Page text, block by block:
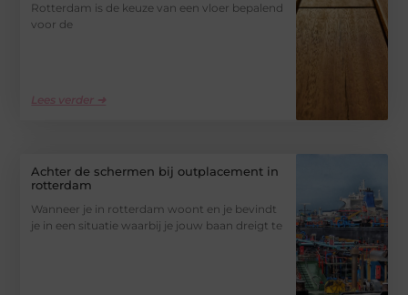
Rotterdam is de keuze van een vloer bepalend
voor de
Lees verder ➜
Achter de schermen bij outplacement in
rotterdam
Wanneer je in rotterdam woont en je bevindt
je in een situatie waarbij je jouw baan dreigt te